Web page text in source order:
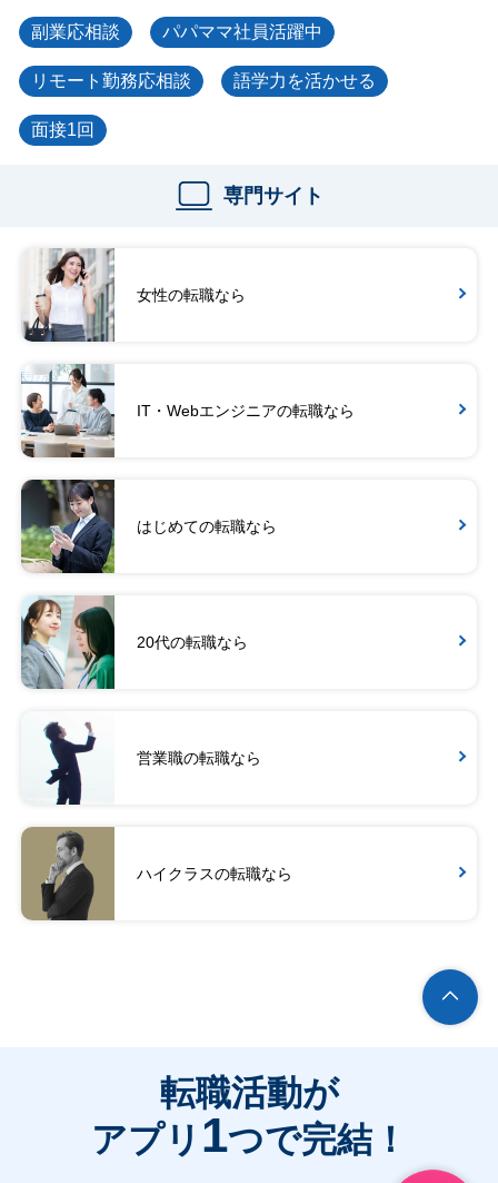
副業応相談 パパママ社員活躍中
リモート勤務応相談 語学力を活かせる
面接1回
専門サイト
女性の転職なら
IT・Webエンジニアの転職なら
はじめての転職なら
20代の転職なら
営業職の転職なら
ハイクラスの転職なら
転職活動が
アプリ 1つで完結！